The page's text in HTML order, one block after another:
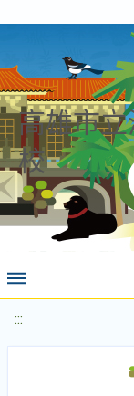
高雄市
校
:::